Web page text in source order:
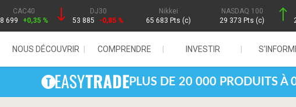
CAC40
8 699
+0,35 %
DJ30
53 885
-0,85 %
Nikkei
65 683 Pts (c)
NASDAQ 100
29 373 Pts (c)
NOUS DÉCOUVRIR COMPRENDRE INVESTIR
PLUS DE 20 000 PRODUITS À